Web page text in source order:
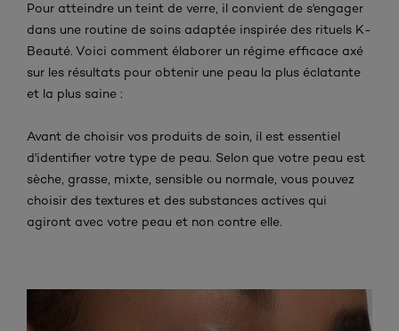
Pour atteindre un teint de verre, il convient de s'engager
dans une routine de soins adaptée inspirée des rituels K-
Beauté. Voici comment élaborer un régime efficace axé
sur les résultats pour obtenir une peau la plus éclatante
et la plus saine :
Avant de choisir vos produits de soin, il est essentiel
d'identifier votre type de peau. Selon que votre peau est
sèche, grasse, mixte, sensible ou normale, vous pouvez
choisir des textures et des substances actives qui
agiront avec votre peau et non contre elle.